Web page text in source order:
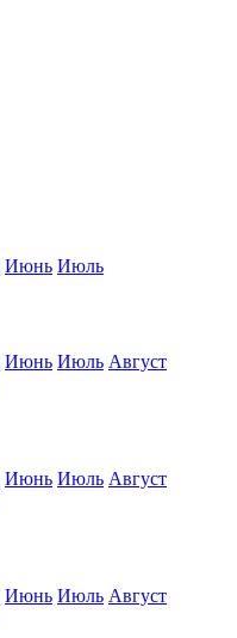
Июнь Июль
Июнь Июль Август
Июнь Июль Август
Июнь Июль Август